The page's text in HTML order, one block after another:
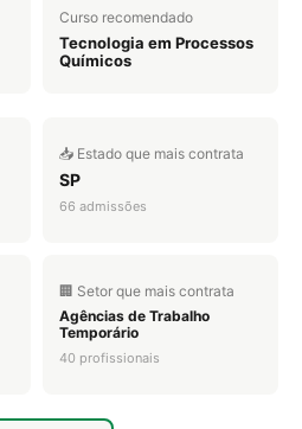
Curso recomendado
Tecnologia em Processos
Químicos
📥 Estado que mais contrata
SP
66 admissões
🏢 Setor que mais contrata
Agências de Trabalho
Temporário
40 profissionais